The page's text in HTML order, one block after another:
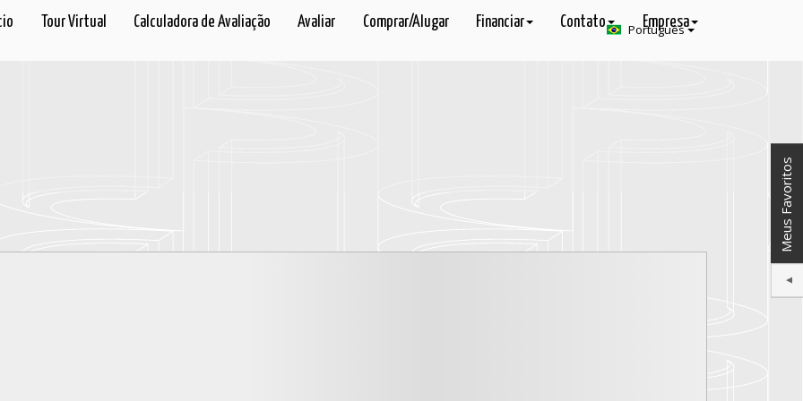
Tour Virtual Calculadora de Avaliação Avaliar Comprar/Alugar Financiar Contato Empresa
Português
Meus Favoritos